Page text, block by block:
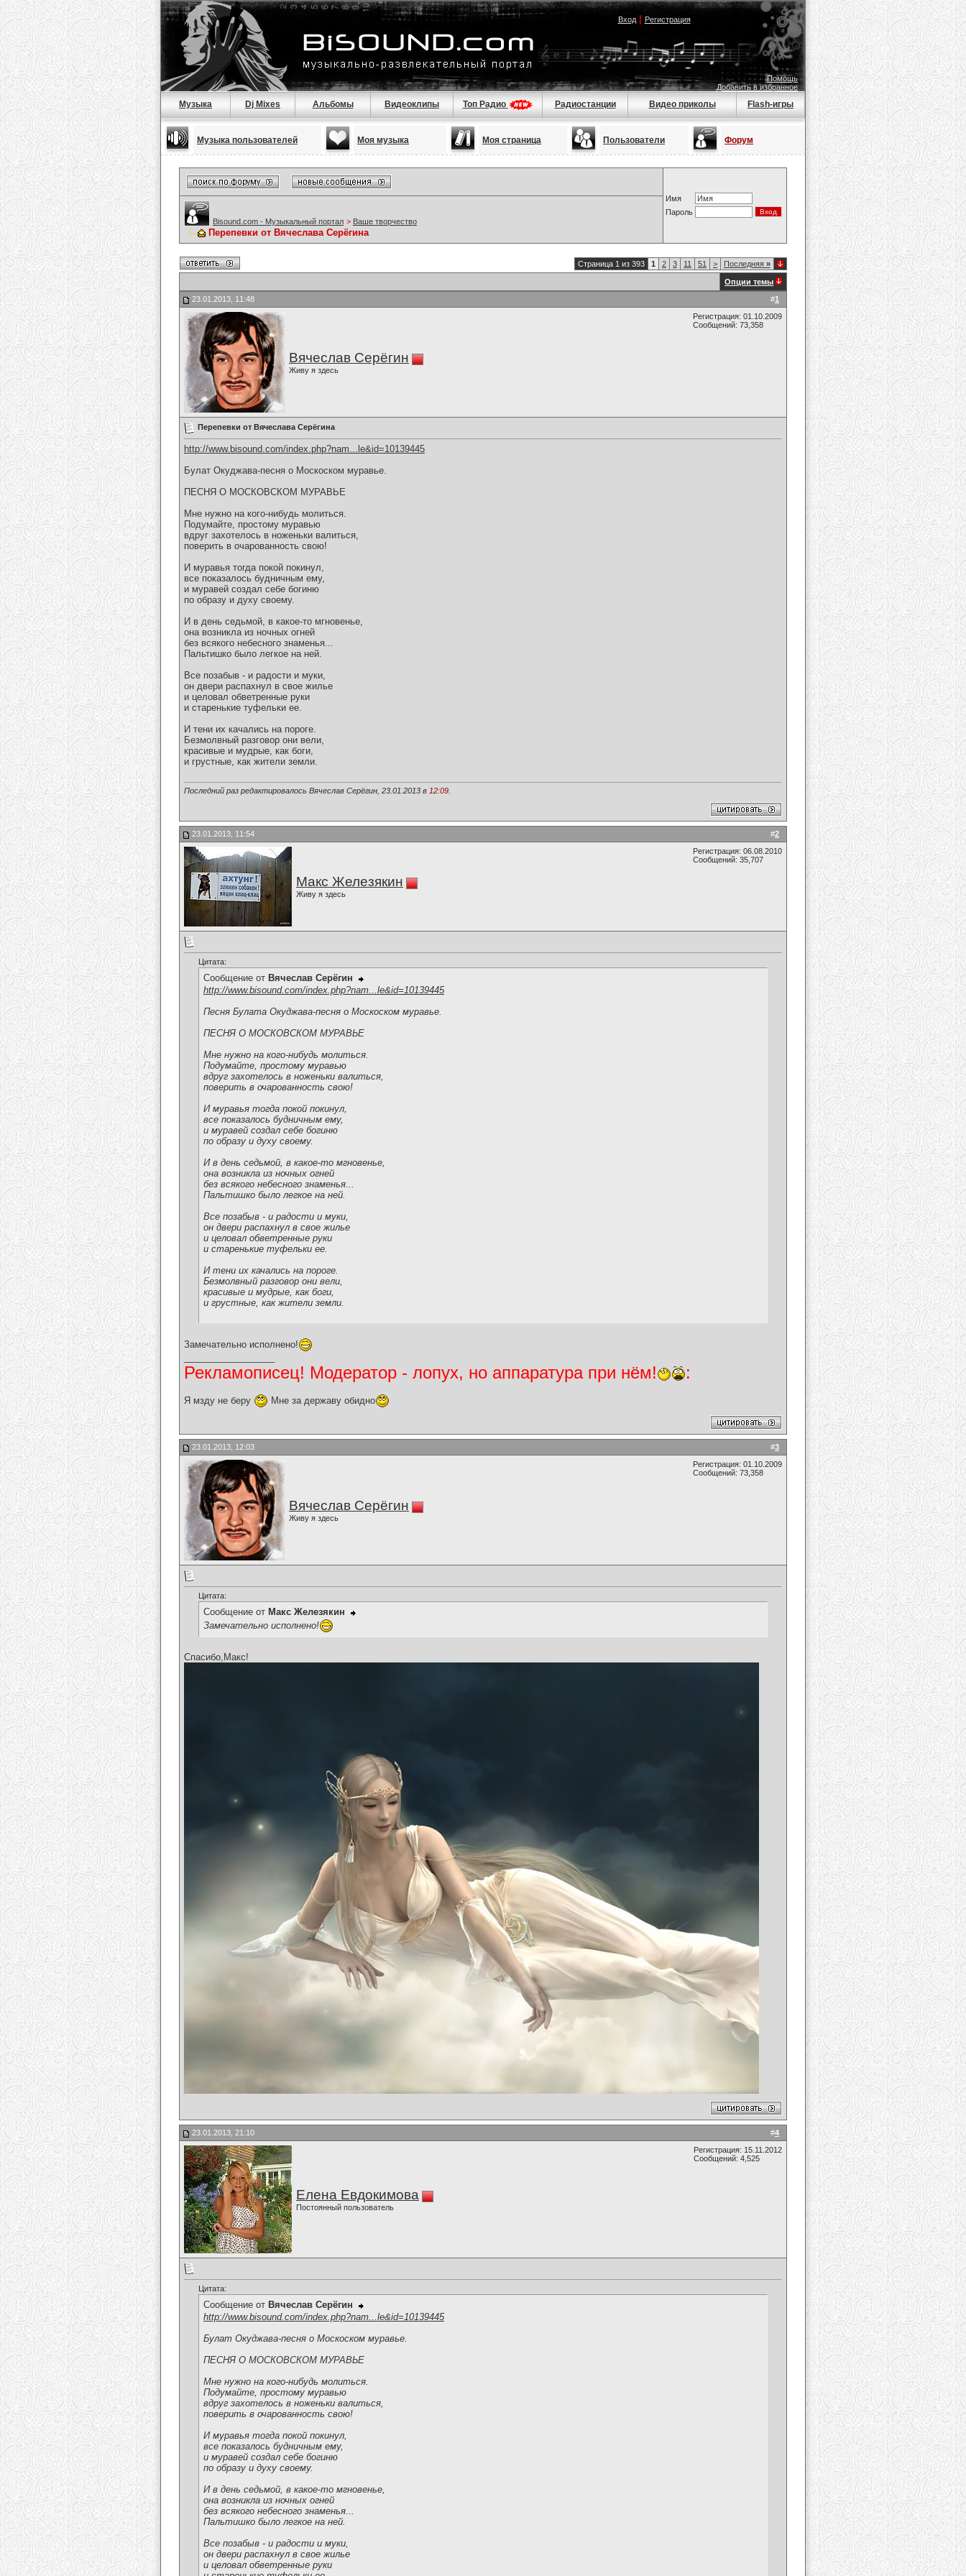
Вход| Регистрация
Помощь
Добавить в избранное
Музыка Dj Mixes Альбомы Видеоклипы Топ Радио Радиостанции Видео приколы Flash-игры
Музыка пользователей Моя музыка Моя страница Пользователи Форум
Имя
Пароль
Bisound.com - Музыкальный портал > Ваше творчество
Перепевки от Вячеслава Серёгина
Страница 1 из 393 1 2 3 11 51 > Последняя »
Опции темы
#1
23.01.2013, 11:48
Вячеслав Серёгин
Живу я здесь
Регистрация: 01.10.2009
Сообщений: 73,358
Перепевки от Вячеслава Серёгина
http://www.bisound.com/index.php?nam...le&id=10139445
Булат Окуджава-песня о Москоском муравье.
ПЕСНЯ О МОСКОВСКОМ МУРАВЬЕ
Мне нужно на кого-нибудь молиться.
Подумайте, простому муравью
вдруг захотелось в ноженьки валиться,
поверить в очарованность свою!
И муравья тогда покой покинул,
все показалось будничным ему,
и муравей создал себе богиню
по образу и духу своему.
И в день седьмой, в какое-то мгновенье,
она возникла из ночных огней
без всякого небесного знаменья...
Пальтишко было легкое на ней.
Все позабыв - и радости и муки,
он двери распахнул в свое жилье
и целовал обветренные руки
и старенькие туфельки ее.
И тени их качались на пороге.
Безмолвный разговор они вели,
красивые и мудрые, как боги,
и грустные, как жители земли.
Последний раз редактировалось Вячеслав Серёгин, 23.01.2013 в 12:09
#2
23.01.2013, 11:54
Макс Железякин
Живу я здесь
Регистрация: 06.08.2010
Сообщений: 35,707
Цитата:
Сообщение от Вячеслав Серёгин
http://www.bisound.com/index.php?nam...le&id=10139445
Песня Булата Окуджава-песня о Москоском муравье.
ПЕСНЯ О МОСКОВСКОМ МУРАВЬЕ
Мне нужно на кого-нибудь молиться.
Подумайте, простому муравью
вдруг захотелось в ноженьки валиться,
поверить в очарованность свою!
И муравья тогда покой покинул,
все показалось будничным ему,
и муравей создал себе богиню
по образу и духу своему.
И в день седьмой, в какое-то мгновенье,
она возникла из ночных огней
без всякого небесного знаменья...
Пальтишко было легкое на ней.
Все позабыв - и радости и муки,
он двери распахнул в свое жилье
и целовал обветренные руки
и старенькие туфельки ее.
И тени их качались на пороге.
Безмолвный разговор они вели,
красивые и мудрые, как боги,
и грустные, как жители земли.
Замечательно исполнено!
Рекламописец! Модератор - лопух, но аппаратура при нём! :
Я мзду не беру Мне за державу обидно
#3
23.01.2013, 12:03
Вячеслав Серёгин
Живу я здесь
Регистрация: 01.10.2009
Сообщений: 73,358
Цитата:
Сообщение от Макс Железякин
Замечательно исполнено!
Спасибо,Макс!
#4
23.01.2013, 21:10
Елена Евдокимова
Постоянный пользователь
Регистрация: 15.11.2012
Сообщений: 4,525
Цитата:
Сообщение от Вячеслав Серёгин
http://www.bisound.com/index.php?nam...le&id=10139445
Булат Окуджава-песня о Москоском муравье.
ПЕСНЯ О МОСКОВСКОМ МУРАВЬЕ
Мне нужно на кого-нибудь молиться.
Подумайте, простому муравью
вдруг захотелось в ноженьки валиться,
поверить в очарованность свою!
И муравья тогда покой покинул,
все показалось будничным ему,
и муравей создал себе богиню
по образу и духу своему.
И в день седьмой, в какое-то мгновенье,
она возникла из ночных огней
без всякого небесного знаменья...
Пальтишко было легкое на ней.
Все позабыв - и радости и муки,
он двери распахнул в свое жилье
и целовал обветренные руки